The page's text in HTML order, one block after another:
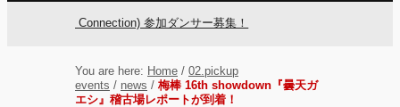
Connection) 参加ダンサー募集！
You are here: Home / 02.pickup
events / news / 梅棒 16th showdown『曇天ガ
エシ』稽古場レポートが到着！